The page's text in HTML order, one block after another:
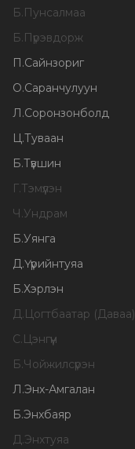
Б.Пунсалмаа
Б.Пүрэвдорж
П.Сайнзориг
О.Саранчулуун
Л.Соронзонболд
Ц.Туваан
Б.Түвшин
Г.Тэмүүлэн
Ч.Ундрам
Б.Уянга
Д.Үүрийнтуяа
Б.Хэрлэн
Д.Цогтбаатар (Даваа)
С.Цэнгүүн
Б.Чойжилсүрэн
Л.Энх-Амгалан
Б.Энхбаяр
Д.Энхтуяа